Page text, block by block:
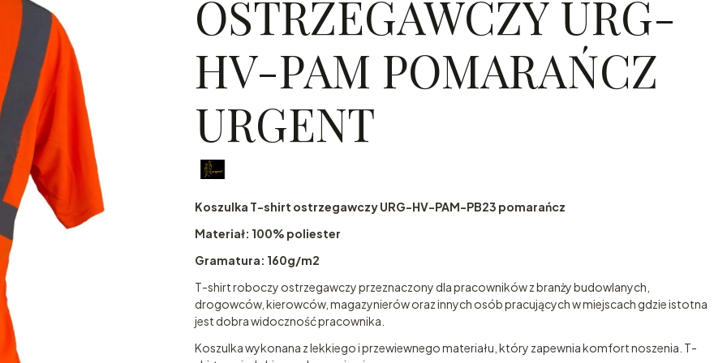
OSTRZEGAWCZY URG-
HV-PAM POMARAŃCZ
URGENT
Koszulka T-shirt ostrzegawczy URG-HV-PAM-PB23 pomarańcz
Materiał: 100% poliester
Gramatura: 160g/m2
T-shirt roboczy ostrzegawczy przeznaczony dla pracowników z branży budowlanych,
drogowców, kierowców, magazynierów oraz innych osób pracujących w miejscach gdzie istotna
jest dobra widoczność pracownika.
Koszulka wykonana z lekkiego i przewiewnego materiału, który zapewnia komfort noszenia. T-